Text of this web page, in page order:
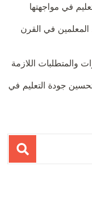
في مواجهتها
المعلمين في القرن
اللازمة
جودة التعليم في